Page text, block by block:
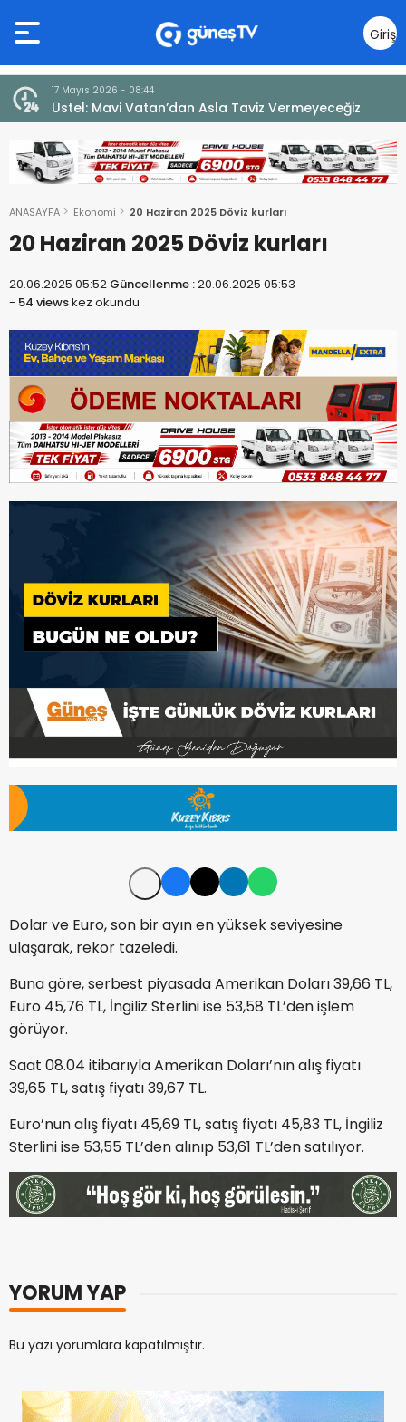
Giriş
Yap
7 Ağustos 2026 - 12:36
ÜSTEL: “ERENKÖY RUHU SONSUZA DEK YAŞAYACAK”
ANASAYFA Ekonomi 20 Haziran 2025 Döviz kurları
20 Haziran 2025 Döviz kurları
20.06.2025 05:52 Güncellenme :20.06.2025 05:53
- 54 viewskez okundu
Dolar ve Euro, son bir ayın en yüksek seviyesine
ulaşarak, rekor tazeledi.
Buna göre, serbest piyasada Amerikan Doları 39,66 TL,
Euro 45,76 TL, İngiliz Sterlini ise 53,58 TL’den işlem
görüyor.
Saat 08.04 itibarıyla Amerikan Doları’nın alış fiyatı
39,65 TL, satış fiyatı 39,67 TL.
Euro’nun alış fiyatı 45,69 TL, satış fiyatı 45,83 TL, İngiliz
Sterlini ise 53,55 TL’den alınıp 53,61 TL’den satılıyor.
YORUM YAP
Bu yazı yorumlara kapatılmıştır.